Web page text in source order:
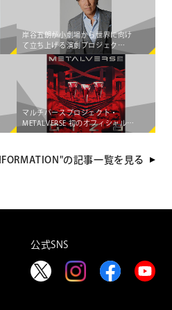
岸谷五朗が小劇場から世界に向け
て立ち上げる演劇プロジェク
ト"PRIME VINsTAGE"が始動！
マルチバースプロジェクト・
METALVERSE 初のオフィシャル配
信シングル＆MUSIC
に"出現"決定!!
の記事一覧を見る
公式SNS